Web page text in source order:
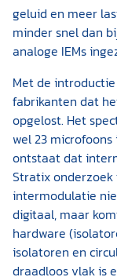
geluid en meer
minder snel dan
analoge IEMs
Met de
fabrikanten dat
opgelost. Het
wel 23 microfoons
ontstaat dat
Stratix
intermodulatie
digitaal, maar
hardware
isolatoren en
draadloos vlak is